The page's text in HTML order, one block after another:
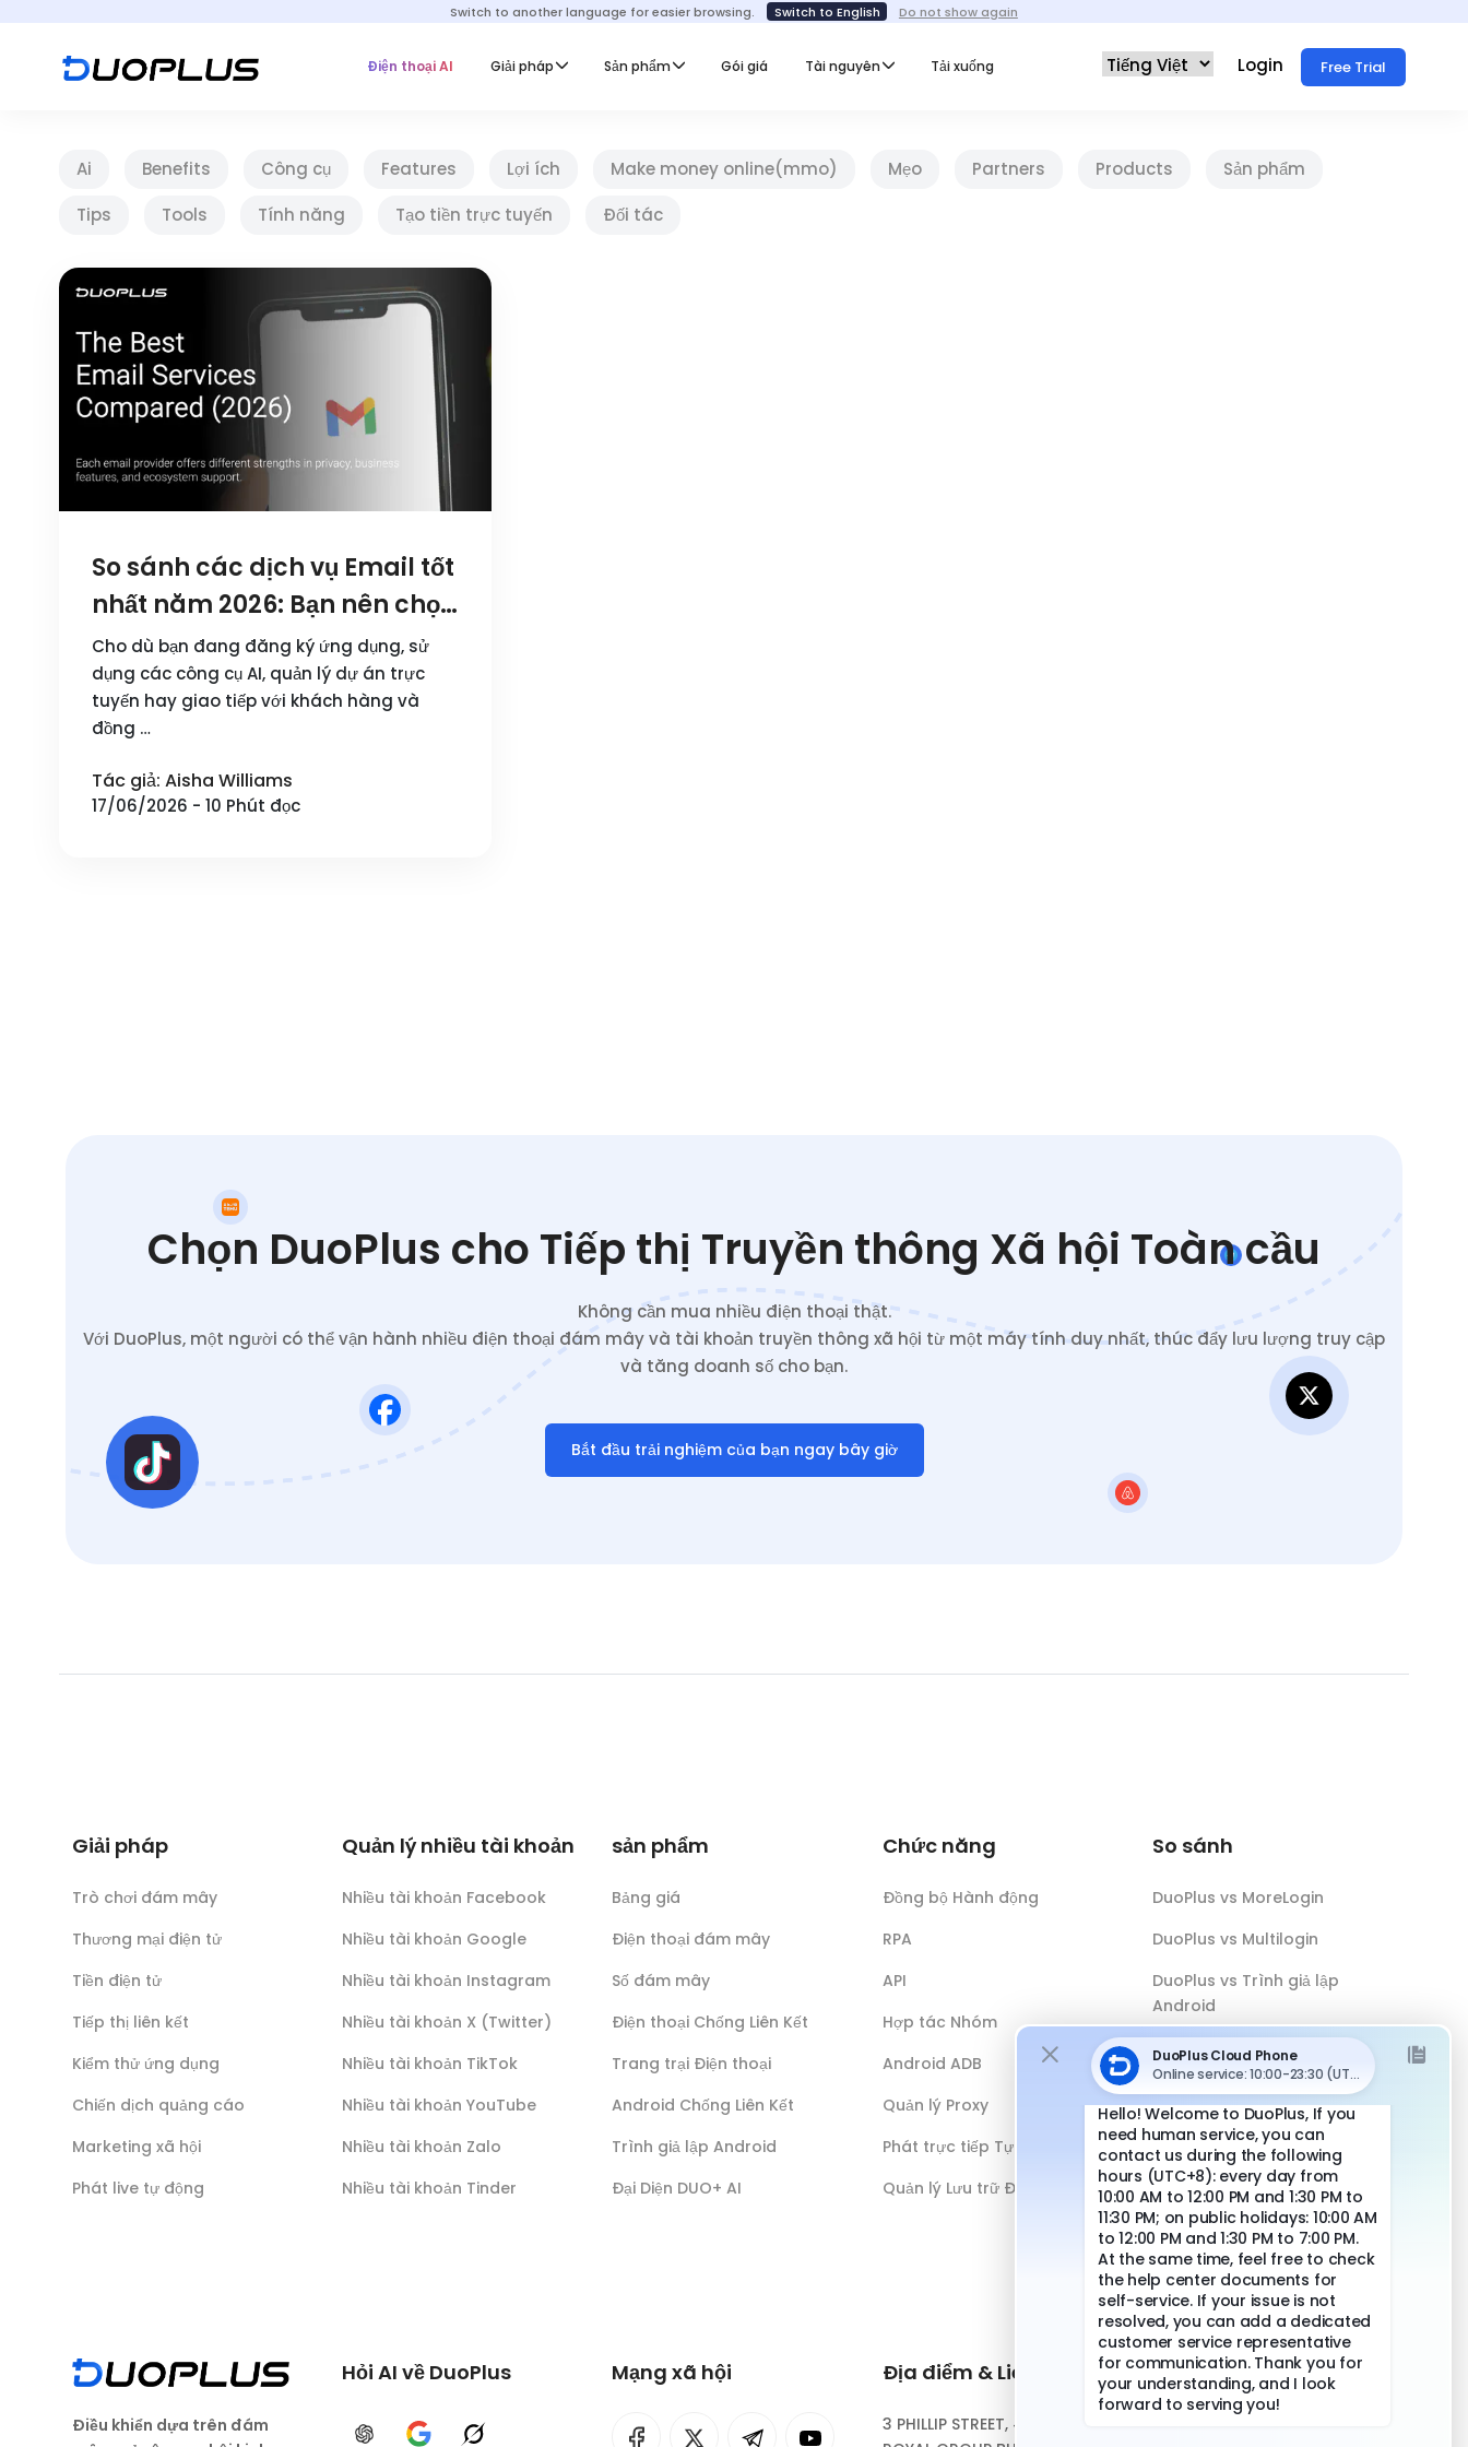
Switch to another language for easier browsing. Switch to English Do not show again
Điện thoại AI Giải pháp Sản phẩm Gói giá Tài nguyên Tải xuống Login Free Trial
Ai Benefits Công cụ Features Lợi ích Make money online(mmo) Mẹo Partners Products
Sản phẩm
Tips
Tools Tính năng Tạo tiền trực tuyến Đối tác
So sánh các dịch vụ Email tốt
nhất năm 2026: Bạn nên chọn
dịch vụ nào?
Cho dù bạn đang đăng ký ứng dụng, sử
dụng các công cụ AI, quản lý dự án trực
tuyến hay giao tiếp với khách hàng và
đồng …
Tác giả: Aisha Williams
17/06/2026 - 10 Phút đọc
Chọn DuoPlus cho Tiếp thị Truyền thông Xã hội Toàn cầu
Không cần mua nhiều điện thoại thật.
Với DuoPlus, một người có thể vận hành nhiều điện thoại đám mây và tài khoản truyền thông xã hội từ một máy tính duy nhất, thúc đẩy lưu lượng truy cập
và tăng doanh số cho bạn.
Bắt đầu trải nghiệm của bạn ngay bây giờ
Giải pháp
Trò chơi đám mây
Thương mại điện tử
Tiền điện tử
Tiếp thị liên kết
Kiểm thử ứng dụng
Chiến dịch quảng cáo
Marketing xã hội
Phát live tự động
Quản lý nhiều tài khoản
Nhiều tài khoản Facebook
Nhiều tài khoản Google
Nhiều tài khoản Instagram
Nhiều tài khoản X (Twitter)
Nhiều tài khoản TikTok
Nhiều tài khoản YouTube
Nhiều tài khoản Zalo
Nhiều tài khoản Tinder
sản phẩm
Bảng giá
Điện thoại đám mây
Số đám mây
Điện thoại Chống Liên Kết
Trang trại Điện thoại
Android Chống Liên Kết
Trình giả lập Android
Đại Diện DUO+ AI
Chức năng
Đồng bộ Hành động
RPA
API
Hợp tác Nhóm
Android ADB
Quản lý Proxy
Phát trực tiếp Tự động
Quản lý Lưu trữ Đám mây
So sánh
DuoPlus vs MoreLogin
DuoPlus vs Multilogin
DuoPlus vs Trình giả lập
Android
DuoPlus vs Antidetect Browser
DuoPlus vs Điện thoại vật lý
Điều khiển dựa trên đám
Hỏi AI về DuoPlus Mạng xã hội Địa điểm & Liên hệ
3 PHILLIP STREET, #10-04,
Liên kết nhanh